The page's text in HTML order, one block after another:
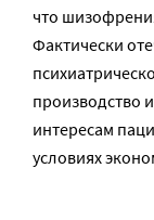
что
Фактически
производство
интересам
условиях